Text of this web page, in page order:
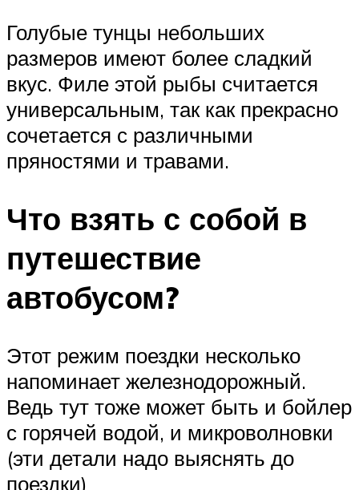
Голубые тунцы небольших
размеров имеют более сладкий
вкус. Филе этой рыбы считается
универсальным, так как прекрасно
сочетается с различными
пряностями и травами.
Что взять с собой в
путешествие
автобусом?
Этот режим поездки несколько
напоминает железнодорожный.
Ведь тут тоже может быть и бойлер
с горячей водой, и микроволновки
(эти детали надо выяснять до
поездки)